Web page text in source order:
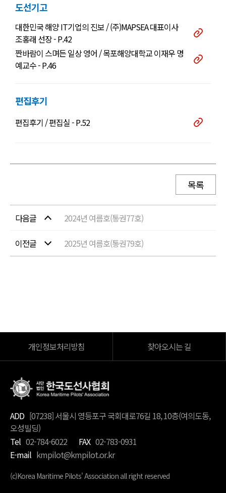
도선기고
대한민국 해양 IT기업의 진보 / (주)MAPSEA 대표이사
조홍래 선장 - P.42
짠바람이 스며든 일상 영어 / 목포해양대학교 이재우 명
예교수 - P.46
편집후기
편집후기 / 편집실 - P.52
목록
다음글 2024년 여름호(통권77호)
이전글 2025년 여름호(통권79호)
개인정보처리방침 찾아오시는 길
ADD [07238] 서울시 영등포구 국회대로76길 18, 10층(여의도동,
오성빌딩)
Tel 02-784-6022 FAX 02-783-0931
E-mail kmpilot@kmpilot.or.kr
(c)Korea Maritime Pilots' Association all right reserved